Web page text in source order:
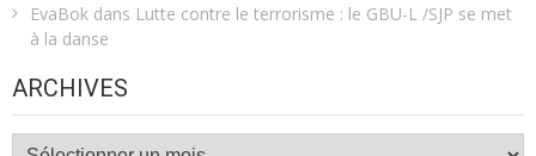
EvaBok dans Lutte contre le terrorisme : le GBU-L /SJP se met
à la danse
ARCHIVES
Archives